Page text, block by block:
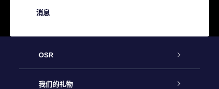
消息
OSR
客户服务
我们的礼物